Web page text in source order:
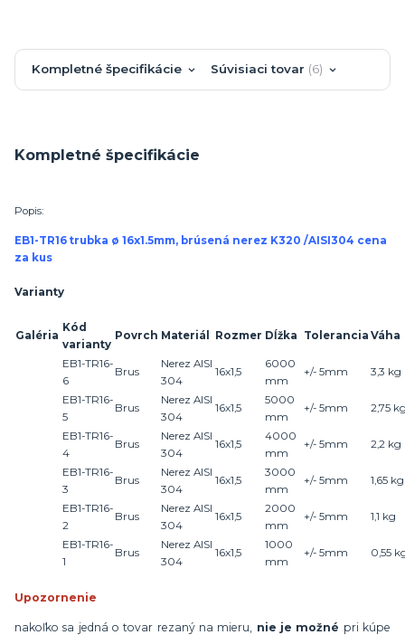
Kompletné špecifikácie Súvisiaci tovar 6
Kompletné špecifikácie
Popis:
EB1-TR16 trubka ø 16x1.5mm, brúsená nerez K320 /AISI304 cena
za kus
Varianty
Galéria
Kód
varianty
Povrch Materiál Rozmer Dĺžka Tolerancia Váha
EB1-TR16-
6
Brus
Nerez AISI
304
16x1,5
6000
mm
+/- 5mm 3,3 kg
EB1-TR16-
5
Brus
Nerez AISI
304
16x1,5
5000
mm
+/- 5mm 2,75
EB1-TR16-
4
Brus
Nerez AISI
304
16x1,5
4000
mm
+/- 5mm 2,2 kg
EB1-TR16-
3
Brus
Nerez AISI
304
16x1,5
3000
mm
+/- 5mm 1,65 kg
EB1-TR16-
2
Brus
Nerez AISI
304
16x1,5
2000
mm
+/- 5mm 1,1 kg
EB1-TR16-
1
Brus
Nerez AISI
304
16x1,5
1000
mm
+/- 5mm 0,55
Upozornenie
nakoľko sa jedná o tovar rezaný na mieru, nie je možné pri kúpe